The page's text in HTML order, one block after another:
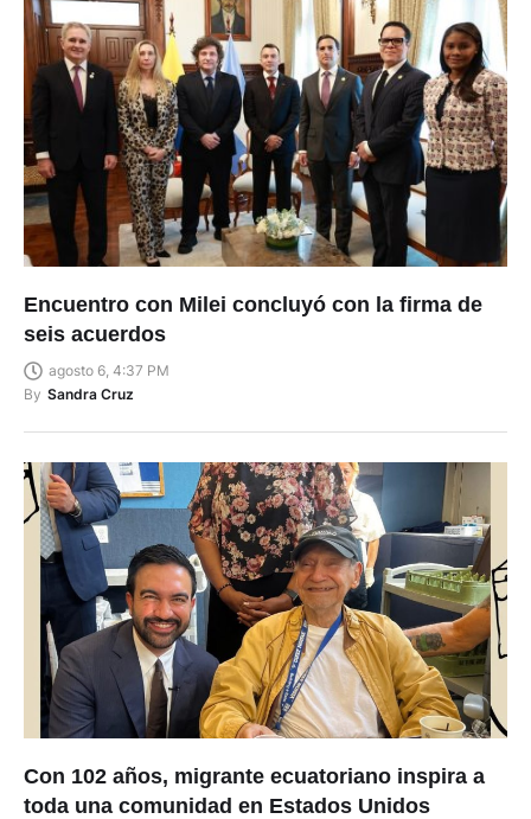
Encuentro con Milei concluyó con la firma de
seis acuerdos
agosto 6, 4:37 PM
By Sandra Cruz
Con 102 años, migrante ecuatoriano inspira a
toda una comunidad en Estados Unidos